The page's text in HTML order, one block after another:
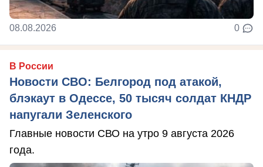
08.08.2026 0
В России
Новости СВО: Белгород под атакой,
блэкаут в Одессе, 50 тысяч солдат КНДР
напугали Зеленского
Главные новости СВО на утро 9 августа 2026
года.